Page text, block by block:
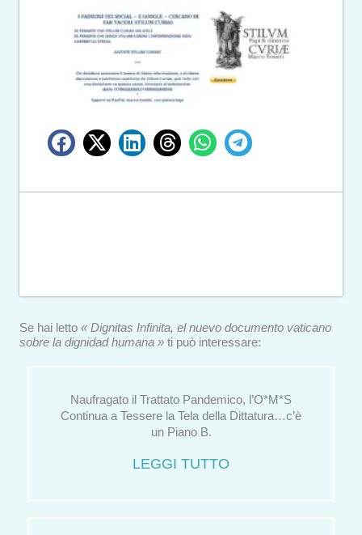
Se hai letto « Dignitas Infinita, el nuevo documento vaticano
sobre la dignidad humana » ti può interessare:
Naufragato il Trattato Pandemico, l’O*M*S
Continua a Tessere la Tela della Dittatura…c’è
un Piano B.
LEGGI TUTTO